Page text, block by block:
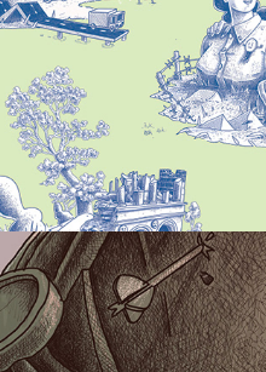
Sous verre
2020